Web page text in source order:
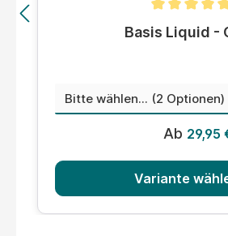
DurchschnittlicheBasis Liquid -
Mengeauswählen
Regulärer
Ab 29,95
Variante